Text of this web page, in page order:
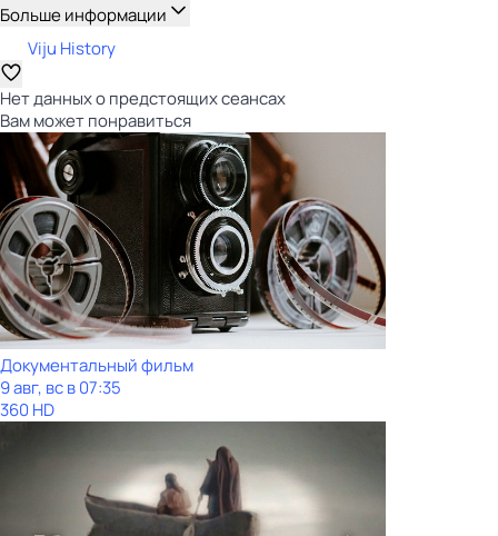
Больше информации
Viju History
Нет данных о предстоящих сеансах
Вам может понравиться
Документальный фильм
9 авг, вс в 07:35
360 HD